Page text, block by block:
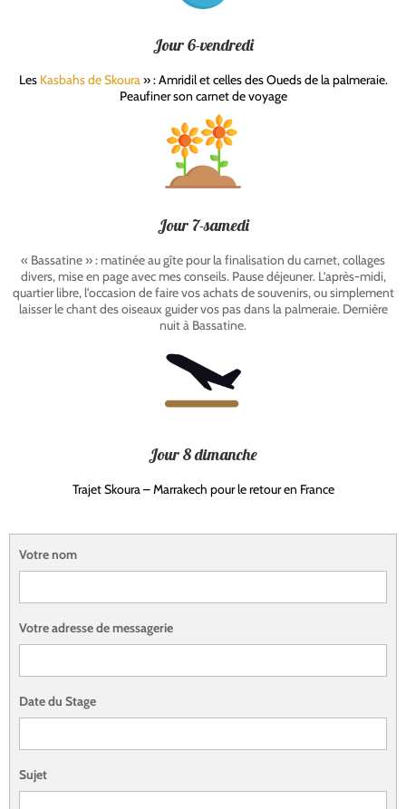
Jour 6-vendredi
Les Kasbahs de Skoura» : Amridil et celles des Oueds de la palmeraie.
Peaufiner son carnet de voyage
Jour 7-samedi
« Bassatine » : matinée au gîte pour la finalisation du carnet, collages
divers, mise en page avec mes conseils. Pause déjeuner. L’après-midi,
quartier libre, l’occasion de faire vos achats de souvenirs, ou simplement
laisser le chant des oiseaux guider vos pas dans la palmeraie. Dernière
nuit à Bassatine.
Jour 8 dimanche
Trajet Skoura – Marrakech pour le retour en France
Votre nom
Votre adresse de messagerie
Date du Stage
Sujet